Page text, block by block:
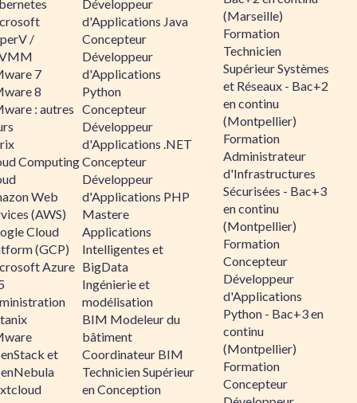
/
7
8
: autres
Computing
Web
(AWS)
Cloud
(GCP)
Azure
et
Développeur
d'Applications Java
Concepteur
Développeur
d'Applications
Python
Concepteur
Développeur
d'Applications .NET
Concepteur
Développeur
d'Applications PHP
Mastere
Applications
Intelligentes et
BigData
Ingénierie et
modélisation
BIM Modeleur du
bâtiment
Coordinateur BIM
Technicien Supérieur
en Conception
(Marseille)
Formation
Technicien
Supérieur Systèmes
et Réseaux - Bac+2
en continu
(Montpellier)
Formation
Administrateur
d'Infrastructures
Sécurisées - Bac+3
en continu
(Montpellier)
Formation
Concepteur
Développeur
d'Applications
Python - Bac+3 en
continu
(Montpellier)
Formation
Concepteur